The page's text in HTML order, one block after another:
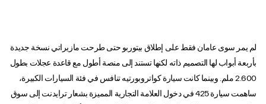
لم يمر سوى عامان فقط على إطلاق بيتوربو حتى طرحت مازيراتي نسخة جديدة
بأربعة أبواب لها التصميم ذاته لكنها تستند إلى منصة أطول مع قاعدة عجلات بطول
2.600 ملم. وبينما كانت سيارة كواتروبورتيه تنافس في فئة السيارات الكبيرة،
ساهمت سيارة 425 في دخول العلامة التجارية المميزة بشعار ترايدنت إلى سوق